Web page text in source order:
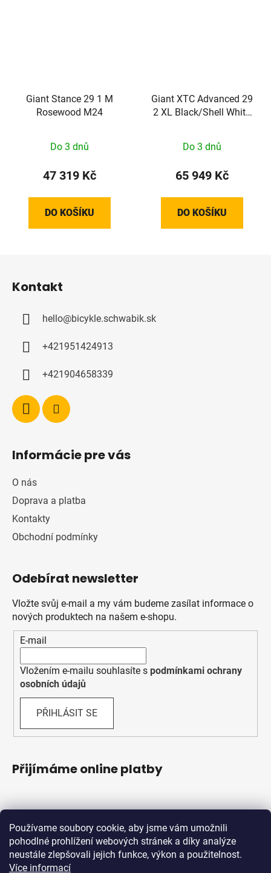
Používame soubory cookie, aby jsme vám umožnili
pohodlné prohlížení webových stránek a díky analýze
neustále zlepšovali jejich funkce, výkon a použitelnost.
Více informací
Giant Stance 29 1 M
Rosewood M24
Do 3 dnů
47 319 Kč
DO KOŠÍKU
Giant XTC Advanced 29
2 XL Black/Shell White
Do 3 dnů
65 949 Kč
DO KOŠÍKU
Kontakt
hello@bicykle.schwabik.sk
+421951424913
+421904658339
Informácie pre vás
O nás
Doprava a platba
Kontakty
Obchodní podmínky
Odebírat newsletter
Vložte svůj e-mail a my vám budeme zasílat informace o
nových produktech na našem e-shopu.
E-mail
Vložením e-mailu souhlasíte s podmínkami ochrany
osobních údajů
PŘIHLÁSIT SE
Přijímáme online platby